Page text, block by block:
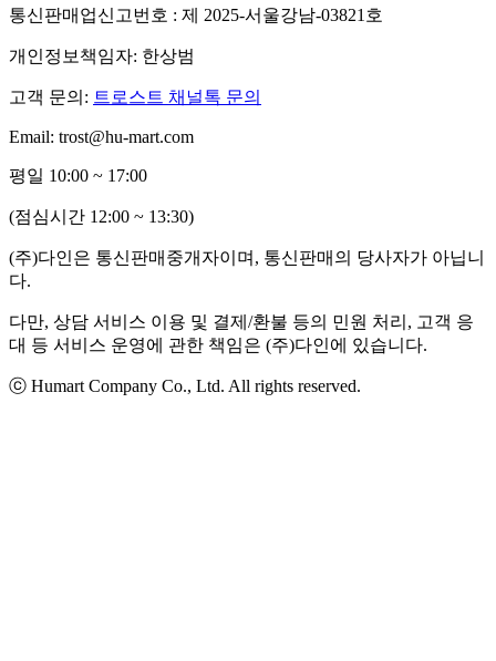
통신판매업신고번호 : 제 2025-서울강남-03821호
개인정보책임자: 한상범
고객 문의: 트로스트 채널톡 문의
Email: trost@hu-mart.com
평일 10:00 ~ 17:00
(점심시간 12:00 ~ 13:30)
(주)다인은 통신판매중개자이며, 통신판매의 당사자가 아닙니
다.
다만, 상담 서비스 이용 및 결제/환불 등의 민원 처리, 고객 응
대 등 서비스 운영에 관한 책임은 (주)다인에 있습니다.
ⓒ Humart Company Co., Ltd. All rights reserved.